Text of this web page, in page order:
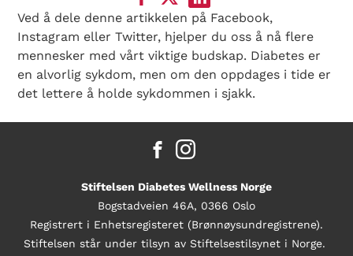
Ved å dele denne artikkelen på Facebook,
Instagram eller Twitter, hjelper du oss å nå flere
mennesker med vårt viktige budskap. Diabetes er
en alvorlig sykdom, men om den oppdages i tide er
det lettere å holde sykdommen i sjakk.
Stiftelsen Diabetes Wellness Norge
Bogstadveien 46A, 0366 Oslo
Registrert i Enhetsregisteret (Brønnøysundregistrene).
Stiftelsen står under tilsyn av Stiftelsestilsynet i Norge.